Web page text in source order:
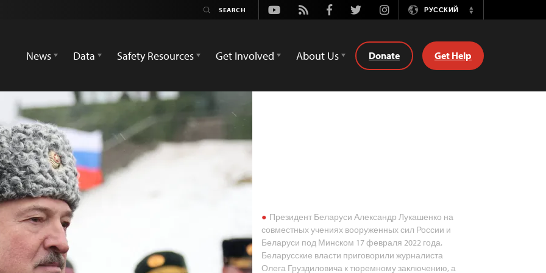
Youtube
Rss FacebookTwitterInstagramРУССКИЙ
Switch
News
Data Safety Resources Get Involved About Us Donate Get Help
Президент Беларуси Александр Лукашенко на
совместных учениях вооруженных сил России и
Беларуси под Минском 17 февраля 2022 года.
Беларусские власти приговорили журналиста
Олега Груздиловича к тюремному заключению, а